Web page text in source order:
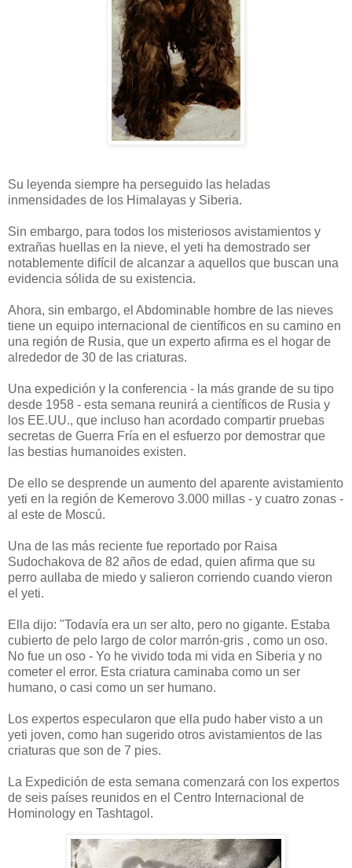
Su leyenda siempre ha perseguido las heladas
inmensidades de los Himalayas y Siberia.
Sin embargo, para todos los misteriosos avistamientos y
extrañas huellas en la nieve, el yeti ha demostrado ser
notablemente difícil de alcanzar a aquellos que buscan una
evidencia sólida de su existencia.
Ahora, sin embargo, el Abdominable hombre de las nieves
tiene un equipo internacional de científicos en su camino en
una región de Rusia, que un experto afirma es el hogar de
alrededor de 30 de las criaturas.
Una expedición y la conferencia - la más grande de su tipo
desde 1958 - esta semana reunirá a científicos de Rusia y
los EE.UU., que incluso han acordado compartir pruebas
secretas de Guerra Fría en el esfuerzo por demostrar que
las bestias humanoides existen.
De ello se desprende un aumento del aparente avistamiento
yeti en la región de Kemerovo 3.000 millas - y cuatro zonas -
al este de Moscú.
Una de las más reciente fue reportado por Raisa
Sudochakova de 82 años de edad, quien afirma que su
perro aullaba de miedo y salieron corriendo cuando vieron
el yeti.
Ella dijo: "Todavía era un ser alto, pero no gigante. Estaba
cubierto de pelo largo de color marrón-gris , como un oso.
No fue un oso - Yo he vivido toda mi vida en Siberia y no
cometer el error. Esta criatura caminaba como un ser
humano, o casi como un ser humano.
Los expertos especularon que ella pudo haber visto a un
yeti joven, como han sugerido otros avistamientos de las
criaturas que son de 7 pies.
La Expedición de esta semana comenzará con los expertos
de seis países reunidos en el Centro Internacional de
Hominology en Tashtagol.